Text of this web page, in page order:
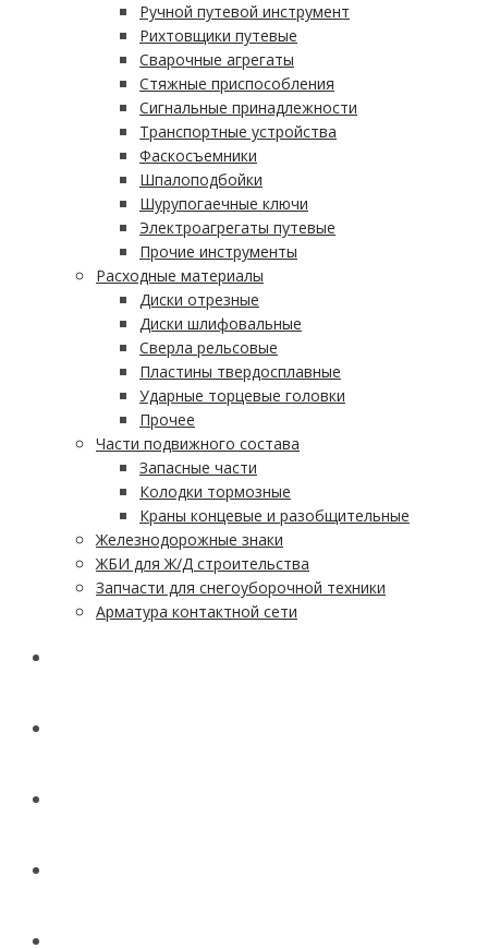
Ручной путевой инструмент
Рихтовщики путевые
Сварочные агрегаты
Стяжные приспособления
Сигнальные принадлежности
Транспортные устройства
Фаскосъемники
Шпалоподбойки
Шурупогаечные ключи
Электроагрегаты путевые
Прочие инструменты
Расходные материалы
Диски отрезные
Диски шлифовальные
Сверла рельсовые
Пластины твердосплавные
Ударные торцевые головки
Прочее
Части подвижного состава
Запасные части
Колодки тормозные
Краны концевые и разобщительные
Железнодорожные знаки
ЖБИ для Ж/Д строительства
Запчасти для снегоуборочной техники
Арматура контактной сети